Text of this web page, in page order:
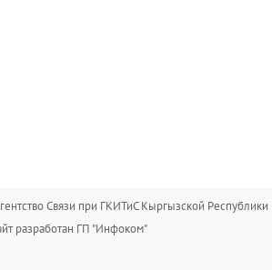
Связи при ГКИТиС Кыргызской Республики
разработан ГП "Инфоком"